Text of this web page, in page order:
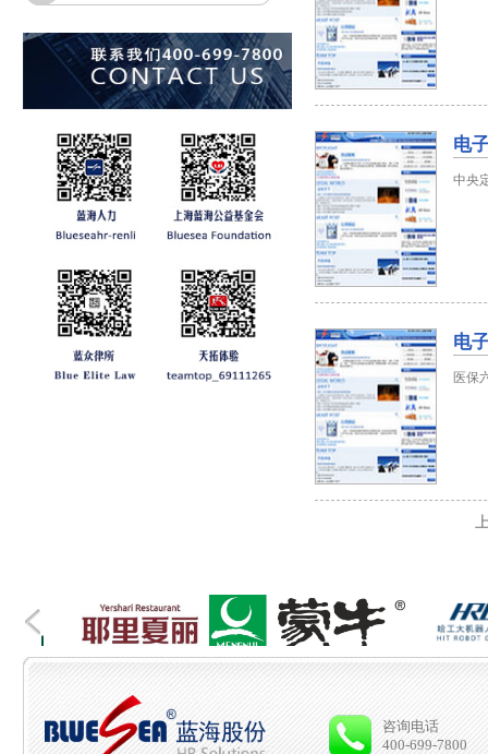
电
中央
电
医保
咨询电话
400-699-7800